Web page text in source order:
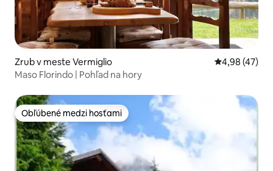
Zrub v meste Vermiglio Priemerné
4,98 (47)
Maso Florindo | Pohľad na hory
Obľúbené medzi hosťami
Obľúbené medzi hosťami